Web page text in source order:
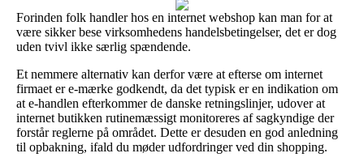
Forinden folk handler hos en internet webshop kan man for at
være sikker bese virksomhedens handelsbetingelser, det er dog
uden tvivl ikke særlig spændende.
Et nemmere alternativ kan derfor være at efterse om internet
firmaet er e-mærke godkendt, da det typisk er en indikation om
at e-handlen efterkommer de danske retningslinjer, udover at
internet butikken rutinemæssigt monitoreres af sagkyndige der
forstår reglerne på området. Dette er desuden en god anledning
til opbakning, ifald du møder udfordringer ved din shopping.